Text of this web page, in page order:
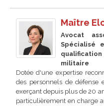
Maître
Avocat
Spécialisé
militaire
Dotée d'une expertise
des personnels de défense
exerçant depuis plus de 20
particulièrement en charge